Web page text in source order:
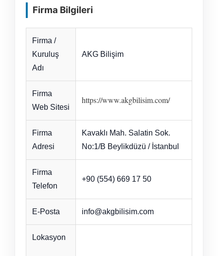
Firma Bilgileri
Firma /
Kuruluş
Adı
AKG Bilişim
Firma
Web Sitesi
https://www.akgbilisim.com/
Firma
Adresi
Kavaklı Mah. Salatin Sok.
No:1/B Beylikdüzü / İstanbul
Firma
Telefon
+90 (554) 669 17 50
E-Posta info@akgbilisim.com
Lokasyon